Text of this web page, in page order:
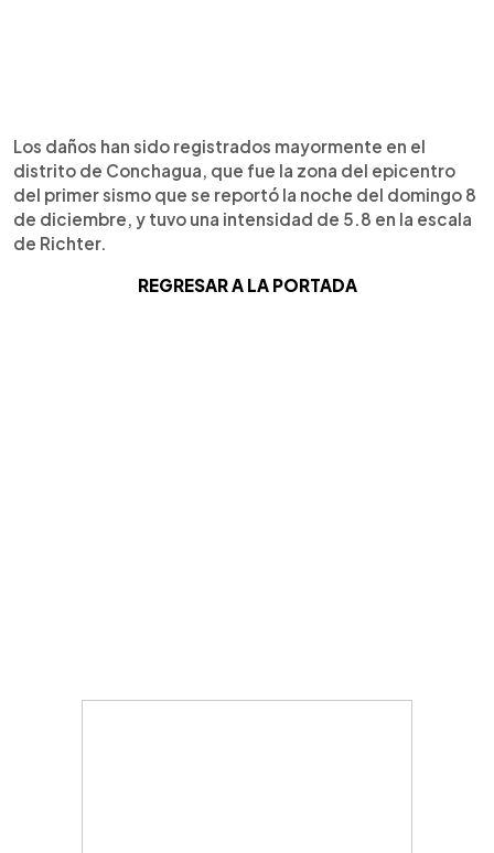
Los daños han sido registrados mayormente en el
distrito de Conchagua, que fue la zona del epicentro
del primer sismo que se reportó la noche del domingo 8
de diciembre, y tuvo una intensidad de 5.8 en la escala
de Richter.
REGRESAR A LA PORTADA